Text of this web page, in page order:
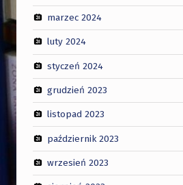
marzec 2024
luty 2024
styczeń 2024
grudzień 2023
listopad 2023
październik 2023
wrzesień 2023